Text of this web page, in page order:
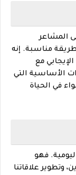
المشاعر
مناسبة. إنه
مع
الأساسية التي
في الحياة
فهو
وتطوير علاقاتنا